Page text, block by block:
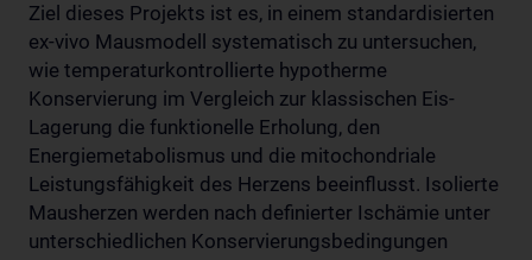
Ziel dieses Projekts ist es, in einem standardisierten
ex-vivo Mausmodell systematisch zu untersuchen,
wie temperaturkontrollierte hypotherme
Konservierung im Vergleich zur klassischen Eis-
Lagerung die funktionelle Erholung, den
Energiemetabolismus und die mitochondriale
Leistungsfähigkeit des Herzens beeinflusst. Isolierte
Mausherzen werden nach definierter Ischämie unter
unterschiedlichen Konservierungsbedingungen